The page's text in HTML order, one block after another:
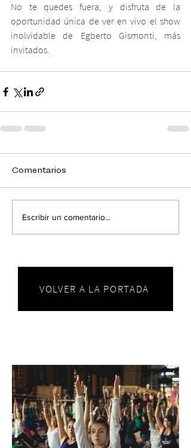
No te quedes fuera, y disfruta de la
oportunidad única de ver en vivo el show
inolvidable de Egberto Gismonti, más
invitados.
Comentarios
Escribir un comentario...
VOLVER A LA PORTADA